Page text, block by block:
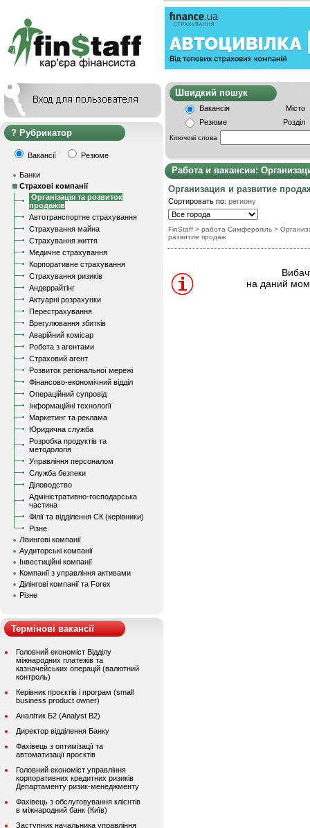
Рубрикатор
Вакансії Резюме
Банки
Страхові компанії
Організація та розвиток
продажів
Автотранспортне страхування
Страхування майна
Страхування життя
Медичне страхування
Корпоративне страхування
Страхування ризиків
Андеррайтінг
Актуарні розрахунки
Перестрахування
Врегулювання збитків
Аварійний комісар
Робота з агентами
Страховий агент
Розвиток регіональної мережі
Фінансово-економічний відділ
Операційний супровід
Інформаційні технології
Маркетинг та реклама
Юридична служба
Розробка продуктів та
методологія
Управління персоналом
Служба безпеки
Діловодство
Адміністративно-господарська
частина
Філії та відділення СК (керівники)
Різне
Лізингові компанії
Аудиторські компанії
Інвестиційні компанії
Компанії з управління активами
Ділінгові компанії та Forex
Різне
Термінові вакансії
Головний економіст Відділу
міжнародних платежів та
казначейських операцій (валютний
контроль)
Керівник проєктів і програм (small
business product owner)
Аналітик Б2 (Analyst B2)
Директор відділення Банку
Фахівець з оптимізації та
автоматизації проєктів
Головний економіст управління
корпоративних кредитних ризиків
Департаменту ризик-менеджменту
Фахівець з обслуговування клієнтів
в міжнародний банк (Київ)
Заступник начальника управління
Швидкий
Вакансія
Місто
Резюме
Розділ
Ключові слова
Работа и вакансии:
Организация и развитие
Сортировать по: региону
FinStaff > работа Симферопіль >
развитие продаж
на даний